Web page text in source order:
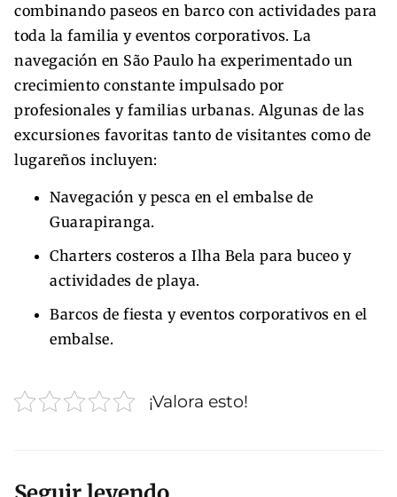
combinando paseos en barco con actividades para
toda la familia y eventos corporativos. La
navegación en São Paulo ha experimentado un
crecimiento constante impulsado por
profesionales y familias urbanas. Algunas de las
excursiones favoritas tanto de visitantes como de
lugareños incluyen:
Navegación y pesca en el embalse de
Guarapiranga.
Charters costeros a Ilha Bela para buceo y
actividades de playa.
Barcos de fiesta y eventos corporativos en el
embalse.
¡Valora esto!